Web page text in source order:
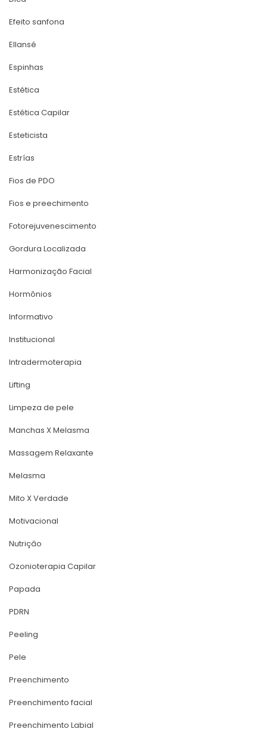
Efeito sanfona
Ellansé
Espinha
Estética
Estética Capilar
Esteticista
Estría
Fios de PDO
Fios e preechimento
Fotorejuvenescimento
Gordura Localizada
Harmonização Facial
Hormônio
Informativo
Institucional
Intradermoterapia
Lifting
Limpeza de pele
Manchas X Melasma
Massagem Relaxante
Melasma
Mito X Verdade
Motivacional
Nutriçâo
Ozonioterapia Capilar
Papada
PDRN
Peeling
Pele
Preenchimento
Preenchimento facial
Preenchimento Labial